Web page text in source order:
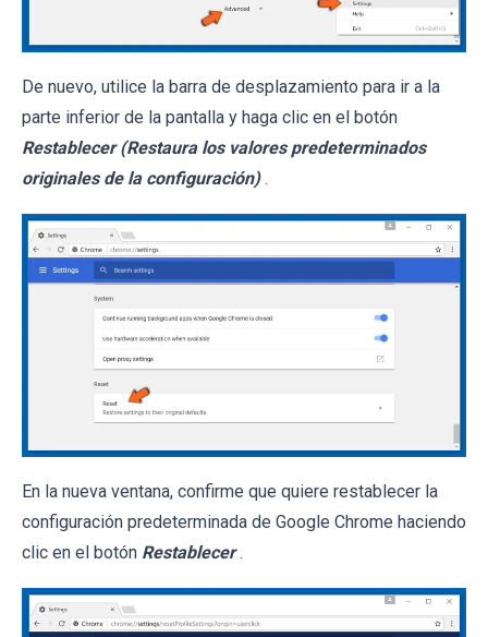
De nuevo, utilice la barra de desplazamiento para ir a la
parte inferior de la pantalla y haga clic en el botón
Restablecer (Restaura los valores predeterminados
originales de la configuración) .
En la nueva ventana, confirme que quiere restablecer la
configuración predeterminada de Google Chrome haciendo
clic en el botón Restablecer .